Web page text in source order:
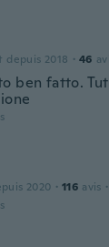
depuis 2018 · 46
ben fatto.
2020 · 116 avis ·